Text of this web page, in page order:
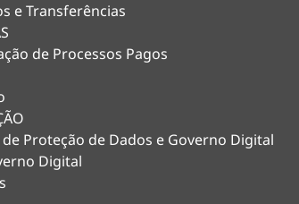
e Transferências
de Processos Pagos
de Proteção de Dados e Governo Digital
Digital